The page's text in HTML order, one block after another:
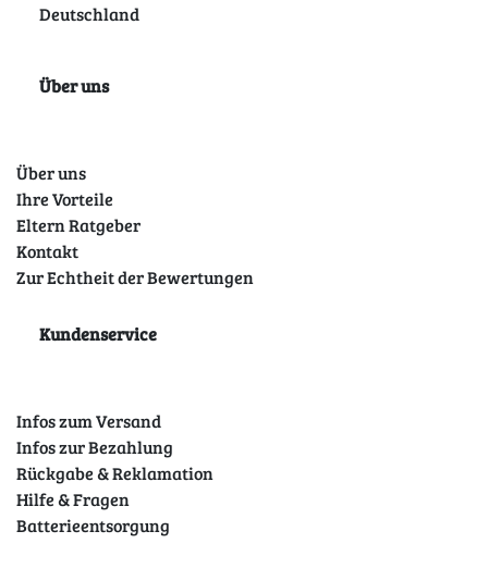
Deutschland
Über uns
Über uns
Ihre Vorteile
Eltern Ratgeber
Kontakt
Zur Echtheit der Bewertungen
Kundenservice
Infos zum Versand
Infos zur Bezahlung
Rückgabe & Reklamation
Hilfe & Fragen
Batterieentsorgung